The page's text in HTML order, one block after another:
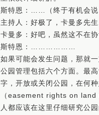
斯特恩：……（终于有机会
主持人：好极了，卡曼多先
卡曼多：好吧，虽然这不在
斯特恩：………………
如果可能会发生问题，那就
公园管理包括六个方面。最
字，开放或关闭公园，在何
（easement rights on land
人都应该在这里仔细研究公